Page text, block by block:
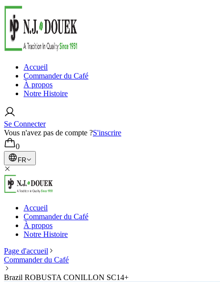
Accueil
Commander du Café
À propos
Notre Histoire
Se Connecter
Vous n'avez pas de compte ?S'inscrire
0
FR
Accueil
Commander du Café
À propos
Notre Histoire
Page d'accueil
Commander du Café
Brazil ROBUSTA CONILLON SC14+